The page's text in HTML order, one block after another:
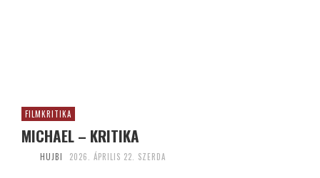
FILMKRITIKA
MICHAEL – KRITIKA
HUJBI 2026. ÁPRILIS 22. SZERDA